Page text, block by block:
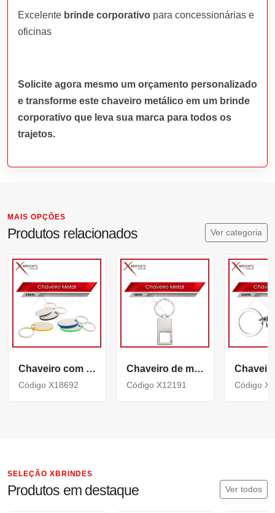
Excelente brinde corporativo para concessionárias e
oficinas
Solicite agora mesmo um orçamento personalizado
e transforme este chaveiro metálico em um brinde
corporativo que leva sua marca para todos os
trajetos.
MAIS OPÇÕES
Produtos relacionados Ver categoria
Chaveiro com Chapa metálica Personalizável X18692
Código X18692
Chaveiro de metal brilhante e espelhado com mosquetão X12191
Código X12191 Código
SELEÇÃO XBRINDES
Produtos em destaque Ver todos